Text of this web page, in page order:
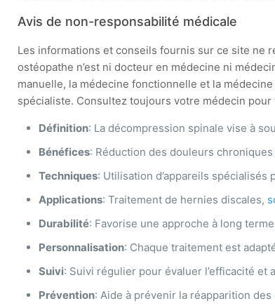
Avis de non-responsabilité médicale
Les informations et conseils fournis sur ce site ne
ostéopathe n’est ni docteur en médecine ni
manuelle, la médecine fonctionnelle et la
spécialiste. Consultez toujours votre médecin
Définition: La décompression spinale vise à
Bénéfices: Réduction des douleurs
Techniques: Utilisation d’appareils
Applications: Traitement de hernies discales,
Durabilité: Favorise une approche à long
Personnalisation: Chaque traitement est
Suivi: Suivi régulier pour évaluer l’efficacité et
Prévention: Aide à prévenir la réapparition